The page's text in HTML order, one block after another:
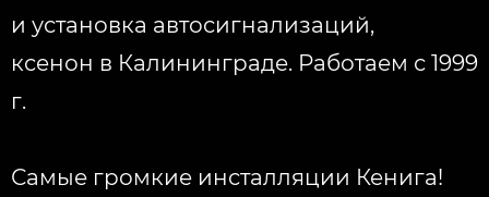
и установка автосигнализаций,
ксенон в Калининграде. Работаем с 1999
г.
Самые громкие инсталляции Кенига!